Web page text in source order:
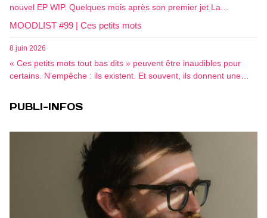
nouvel EP WIP. Quelques mois après son premier jet La…
MOODLIST #99 | Ces petits mots
8 juin 2026
« Ces petits mots tout bas dits » peuvent être inaudibles pour
certains. N’empêche : ils existent. Et souvent, ils donnent une…
PUBLI-INFOS